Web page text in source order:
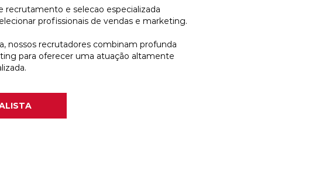
recrutamento e selecao especializada
profissionais de vendas e marketing.
nossos recrutadores combinam profunda
para oferecer uma atuação altamente